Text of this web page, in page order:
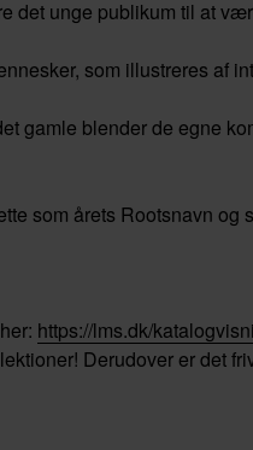
det unge publikum til at
som illustreres af
gamle blender de egne
som årets Rootsnavn og
https://lms.dk/
Derudover er det